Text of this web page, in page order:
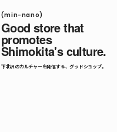
(min-nano)
Good store that
promotes
Shimokita's culture.
下北沢のカルチャーを発信する、グッドショップ。